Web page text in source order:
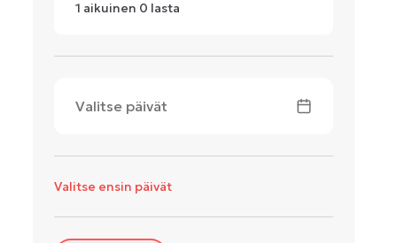
1 aikuinen 0 lasta
Valitse päivät
Valitse ensin päivät